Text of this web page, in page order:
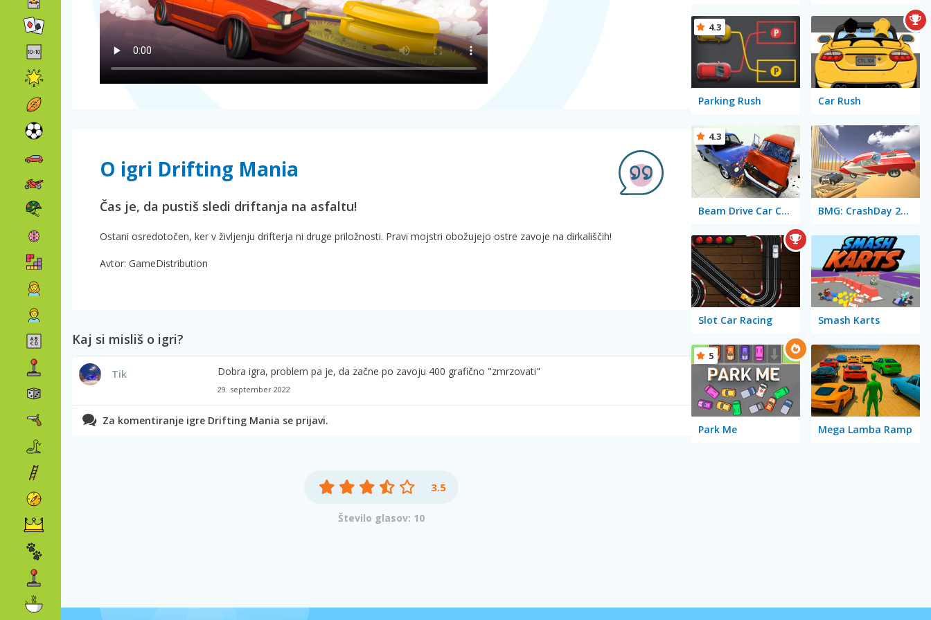
O igri Drifting Mania
Čas je, da pustiš sledi driftanja na asfaltu!
Ostani osredotočen, ker v življenju drifterja ni druge priložnosti. Pravi mojstri obožujejo ostre zavoje na dirkališčih!
Avtor: GameDistribution
Kaj si misliš o igri?
Tik Dobra igra, problem pa je, da začne po zavoju 400 grafično "zmrzovati"
29. september 2022
Za komentiranje igre Drifting Mania se prijavi.
3.5
Število glasov: 10
Parking Rush
4.3
Car Rush
Beam Drive Car Crash Test Simulator
4.3
BMG: CrashDay 2025
Slot Car Racing Smash Karts
Park Me
5
Mega Lamba Ramp